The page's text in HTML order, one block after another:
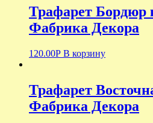
Трафарет Бордюр
Фабрика Декора
120.00Р В корзину
Трафарет
Фабрика Декора